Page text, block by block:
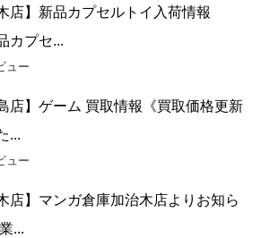
店】新品カプセルトイ入荷情報
カプセ...
ュー
店】ゲーム 買取情報《買取価格更新
...
ュー
店】マンガ倉庫加治木店よりお知ら
...